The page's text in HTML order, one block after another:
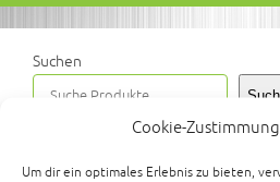
Cookie-
Um dir ein optimales Erlebnis zu bieten,
Basis-Fahrzeuge und Umbauteile
für Streetfighter-, Scrambler-,
Bobber- und Café-Racer-Projekte
Suchen
StartProdukte verschlagwortet mit